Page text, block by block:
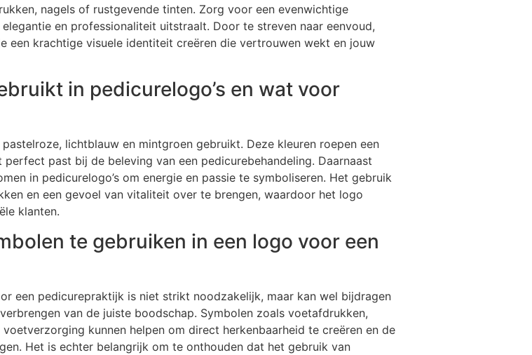
nagels of rustgevende tinten. Zorg voor een evenwichtige
en professionaliteit uitstraalt. Door te streven naar eenvoud,
een krachtige visuele identiteit creëren die vertrouwen wekt en jouw
in pedicurelogo’s en wat voor
lichtblauw en mintgroen gebruikt. Deze kleuren roepen een
past bij de beleving van een pedicurebehandeling. Daarnaast
in pedicurelogo’s om energie en passie te symboliseren. Het gebruik
en een gevoel van vitaliteit over te brengen, waardoor het logo
klanten.
te gebruiken in een logo voor een
een pedicurepraktijk is niet strikt noodzakelijk, maar kan wel bijdragen
van de juiste boodschap. Symbolen zoals voetafdrukken,
kunnen helpen om direct herkenbaarheid te creëren en de
Het is echter belangrijk om te onthouden dat het gebruik van